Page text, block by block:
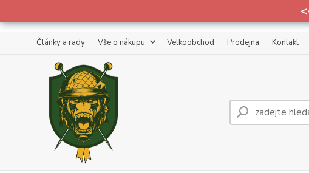
Články a rady Vše o nákupu Velkoobchod Prodejna Kontakt